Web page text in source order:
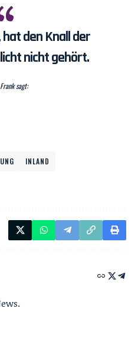
den Knall der
nicht gehört.
Frank sagt:
INLAND